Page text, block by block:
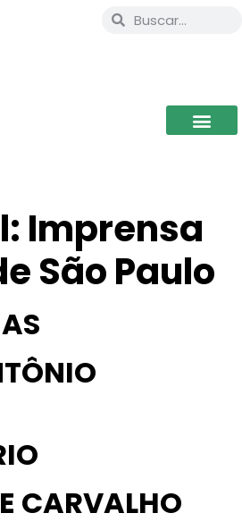
Imprensa
São Paulo
CARVALHO